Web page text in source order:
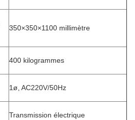
350×350×1100 millimètre
400 kilogrammes
1ø, AC220V/50Hz
Transmission électrique